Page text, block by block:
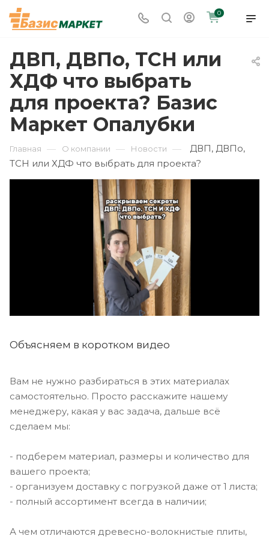
0
ДВП, ДВПо, ТСН или
ХДФ что выбрать
для проекта? Базис
Маркет Опалубки
Главная — О компании — Новости —
ДВП, ДВПо,
ТСН или ХДФ что выбрать для проекта?
Объясняем в коротком видео
Вам не нужно разбираться в этих материалах
самостоятельно. Просто расскажите нашему
менеджеру, какая у вас задача, дальше всё
сделаем мы:
- подберем материал, размеры и количество для
вашего проекта;
- организуем доставку с погрузкой даже от 1 листа;
- полный ассортимент всегда в наличии;
А чем отличаются древесно-волокнистые плиты,